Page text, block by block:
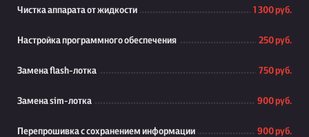
Чистка аппарата от жидкости 1 300 руб.
Настройка программного обеспечения 250 руб.
Замена flash-лотка 750 руб.
Замена sim-лотка 900 руб.
Перепрошивка с сохранением информации 900 руб.